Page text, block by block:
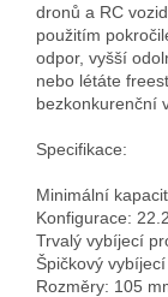
dronů a RC
použitím
odpor, vyšší
nebo létáte
bezkonkurenční
Specifikace:
Minimální
Konfigurace:
Trvalý vybíjecí
Špičkový
Rozměry: 105